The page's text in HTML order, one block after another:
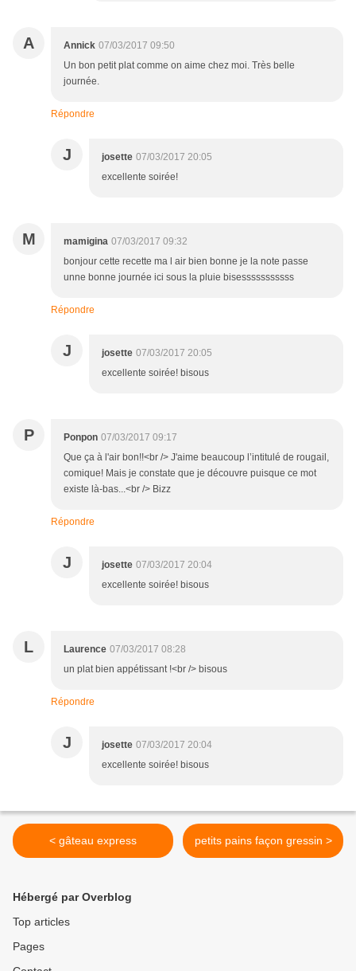
A Annick 07/03/2017 09:50
Un bon petit plat comme on aime chez moi. Très belle
journée.
Répondre
J josette 07/03/2017 20:05
excellente soirée!
M mamigina 07/03/2017 09:32
bonjour cette recette ma l air bien bonne je la note passe
unne bonne journée ici sous la pluie bisesssssssssss
Répondre
J josette 07/03/2017 20:05
excellente soirée! bisous
P Ponpon 07/03/2017 09:17
Que ça à l'air bon!!<br /> J'aime beaucoup l’intitulé de rougail,
comique! Mais je constate que je découvre puisque ce mot
existe là-bas...<br /> Bizz
Répondre
J josette 07/03/2017 20:04
excellente soirée! bisous
L Laurence 07/03/2017 08:28
un plat bien appétissant !<br /> bisous
Répondre
J josette 07/03/2017 20:04
excellente soirée! bisous
< gâteau express petits pains façon gressin >
Hébergé par Overblog
Top articles
Pages